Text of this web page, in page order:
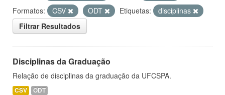
Formatos:
CSV ODT Etiquetas:
disciplinas
Filtrar Resultados
Disciplinas da Graduação
Relação de disciplinas da graduação da UFCSPA.
CSV ODT